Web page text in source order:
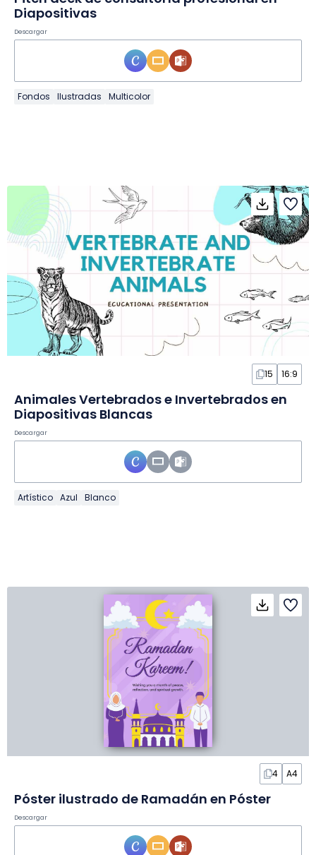
Diapositivas
Descargar
Fondos Ilustradas Multicolor
15 16:9
Animales Vertebrados e Invertebrados en
Diapositivas Blancas
Descargar
Artístico Azul Blanco
4 A4
Póster ilustrado de Ramadán en Póster
Descargar